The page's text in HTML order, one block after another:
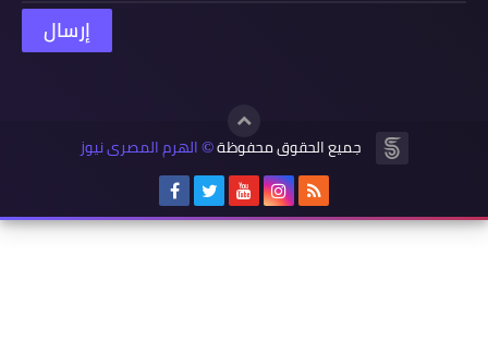
جميع الحقوق محفوظة© الهرم المصرى نيوز